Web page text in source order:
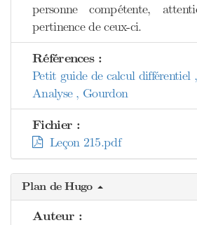
personne compétente,
pertinence de ceux-ci.
Références :
Petit guide de calcul différentiel
Analyse , Gourdon
Fichier :
Leçon 215.pdf
Plan de Hugo
Auteur :